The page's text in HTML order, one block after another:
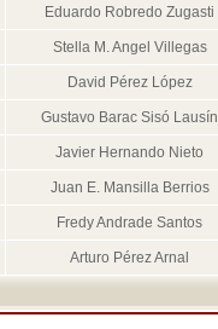
Eduardo Robredo Zugasti
Stella M. Angel Villegas
David Pérez López
Gustavo Barac Sisó Lausín
Javier Hernando Nieto
Juan E. Mansilla Berrios
Fredy Andrade Santos
Arturo Pérez Arnal